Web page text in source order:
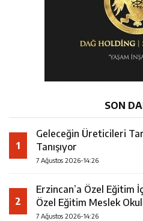
SON
1
Geleceğin Üreticileri
Tanışıyor
7 Ağustos 2026-14:26
2
Erzincan’a Özel Eğitim
Özel Eğitim Meslek
7 Ağustos 2026-14:26